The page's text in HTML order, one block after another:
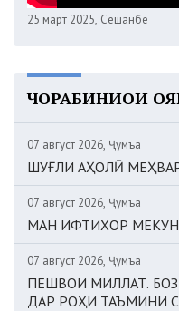
25 март 2025, Сешанбе
ЧОРАБИНИҲОИ
07 август 2026, Ҷумъа
ШУҒЛИ АҲОЛӢ
07 август 2026, Ҷумъа
МАН ИФТИХОР
07 август 2026, Ҷумъа
ПЕШВОИ МИЛЛАТ.
ДАР РОҲИ ТАЪМИНИ